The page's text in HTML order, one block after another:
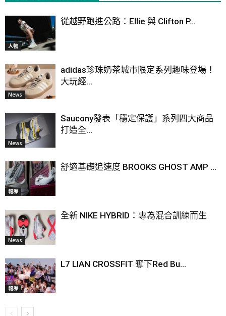
人物
從越野跑進公路：Ellie 與 Clifton P...
News
adidas珍珠奶茶城市限定系列趣味登場！
大玩經...
News
Saucony發表「穩定保護」系列四大商品
打造全...
報導
舒適基礎追速度 BROOKS GHOST AMP ...
News
全新 NIKE HYBRID：專為混合訓練而生
報導
L7 LIAN CROSSFIT 奪下Red Bu...